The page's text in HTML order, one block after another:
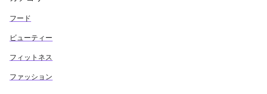
フード
ビューティー
フィットネス
ファッション